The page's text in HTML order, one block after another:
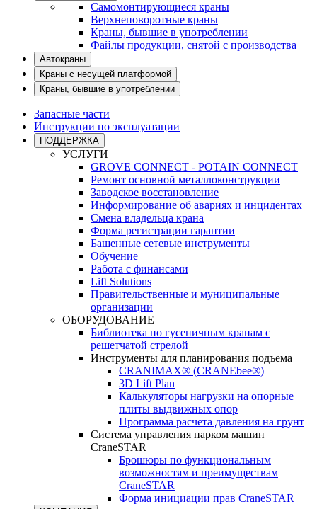
Самомонтирующиеся краны
Верхнеповоротные краны
Краны, бывшие в употреблении
Файлы продукции, снятой с производства
Автокраны
Краны с несущей платформой
Краны, бывшие в употреблении
Запасные части
Инструкции по эксплуатации
ПОДДЕРЖКА
УСЛУГИ
GROVE CONNECT - POTAIN CONNECT
Ремонт основной металлоконструкции
Заводское восстановление
Информирование об авариях и инцидентах
Смена владельца крана
Форма регистрации гарантии
Башенные сетевые инструменты
Обучение
Работа с финансами
Lift Solutions
Правительственные и муниципальные
организации
ОБОРУДОВАНИЕ
Библиотека по гусеничным кранам с
решетчатой стрелой
Инструменты для планирования подъема
CRANIMAX® (CRANEbee®)
3D Lift Plan
Калькуляторы нагрузки на опорные
плиты выдвижных опор
Программа расчета давления на грунт
Система управления парком машин
CraneSTAR
Брошюры по функциональным
возможностям и преимуществам
CraneSTAR
Форма инициации прав CraneSTAR